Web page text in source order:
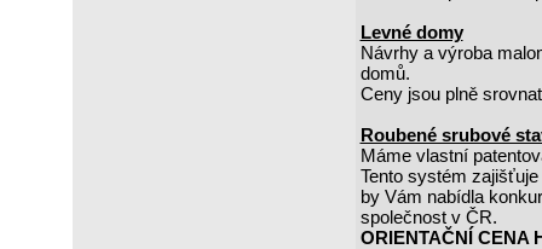
Levné domy
Návrhy a výroba
domů.
Ceny jsou plně
Roubené srubové
Máme vlastní
Tento systém
by Vám nabídla
společnost v ČR.
ORIENTAČNÍ CENA